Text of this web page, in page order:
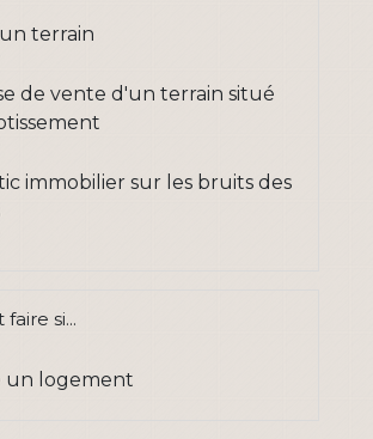
terrain
de vente d'un terrain situé
immobilier sur les bruits des
si...
un logement